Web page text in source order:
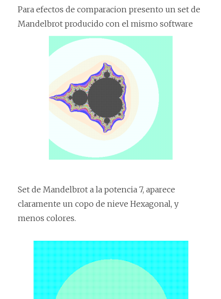
Para efectos de comparacion presento un set de
Mandelbrot producido con el mismo software
Set de Mandelbrot a la potencia 7, aparece
claramente un copo de nieve Hexagonal, y
menos colores.